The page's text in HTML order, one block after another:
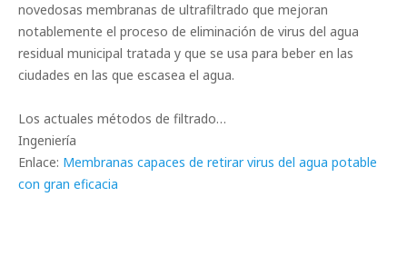
novedosas membranas de ultrafiltrado que mejoran
notablemente el proceso de eliminación de virus del agua
residual municipal tratada y que se usa para beber en las
ciudades en las que escasea el agua.
Los actuales métodos de filtrado…
Ingeniería
Enlace: Membranas capaces de retirar virus del agua potable
con gran eficacia